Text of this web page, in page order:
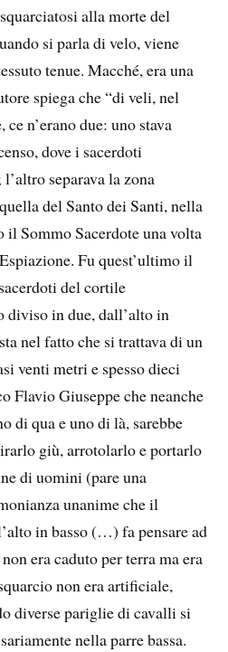
alla morte del
si parla di velo, viene
tenue. Macché, era una
spiega che “di veli, nel
n’erano due: uno stava
dove i sacerdoti
separava la zona
del Santo dei Santi, nella
il Sommo Sacerdote una volta
Fu quest’ultimo il
del cortile
diviso in due, dall’alto in
nel fatto che si trattava di un
venti metri e spesso dieci
Flavio Giuseppe che neanche
di qua e uno di là, sarebbe
giù, arrotolarlo e portarlo
di uomini (pare una
unanime che il
in basso (…) fa pensare ad
era caduto per terra ma era
non era artificiale,
diverse pariglie di cavalli si
nella parre bassa.